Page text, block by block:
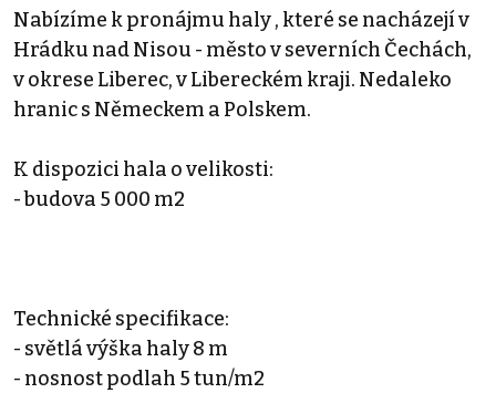
Nabízíme k pronájmu haly , které se nacházejí v
Hrádku nad Nisou - město v severních Čechách,
v okrese Liberec, v Libereckém kraji. Nedaleko
hranic s Německem a Polskem.
K dispozici hala o velikosti:
- budova 5 000 m2
Technické specifikace:
- světlá výška haly 8 m
- nosnost podlah 5 tun/m2